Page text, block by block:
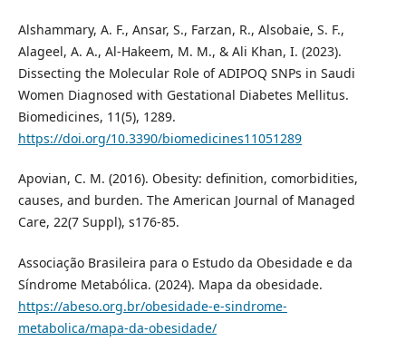
Alshammary, A. F., Ansar, S., Farzan, R., Alsobaie, S. F.,
Alageel, A. A., Al-Hakeem, M. M., & Ali Khan, I. (2023).
Dissecting the Molecular Role of ADIPOQ SNPs in Saudi
Women Diagnosed with Gestational Diabetes Mellitus.
Biomedicines, 11(5), 1289.
https://doi.org/10.3390/biomedicines11051289
Apovian, C. M. (2016). Obesity: definition, comorbidities,
causes, and burden. The American Journal of Managed
Care, 22(7 Suppl), s176-85.
Associação Brasileira para o Estudo da Obesidade e da
Síndrome Metabólica. (2024). Mapa da obesidade.
https://abeso.org.br/obesidade-e-sindrome-
metabolica/mapa-da-obesidade/